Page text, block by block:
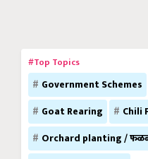
#Top Topics
Government Schemes
Goat Rearing
Chili
Orchard planting /